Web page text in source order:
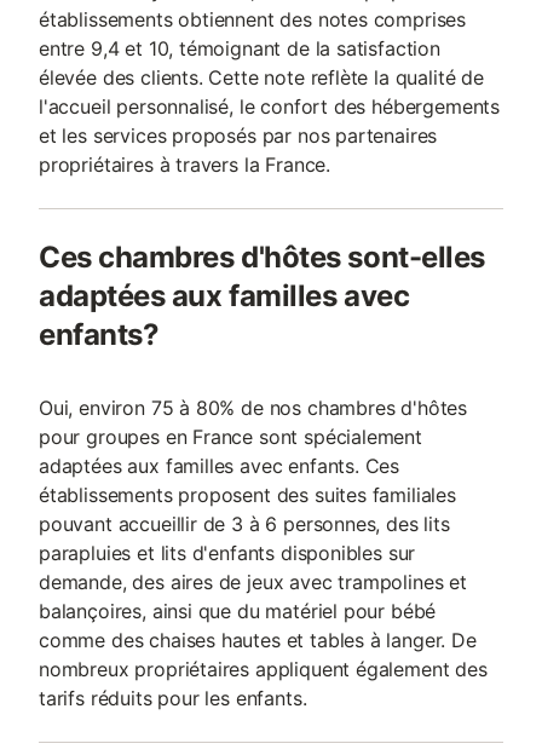
établissements obtiennent des notes comprises
entre 9,4 et 10, témoignant de la satisfaction
élevée des clients. Cette note reflète la qualité de
l'accueil personnalisé, le confort des hébergements
et les services proposés par nos partenaires
propriétaires à travers la France.
Ces chambres d'hôtes sont-elles
adaptées aux familles avec
enfants?
Oui, environ 75 à 80% de nos chambres d'hôtes
pour groupes en France sont spécialement
adaptées aux familles avec enfants. Ces
établissements proposent des suites familiales
pouvant accueillir de 3 à 6 personnes, des lits
parapluies et lits d'enfants disponibles sur
demande, des aires de jeux avec trampolines et
balançoires, ainsi que du matériel pour bébé
comme des chaises hautes et tables à langer. De
nombreux propriétaires appliquent également des
tarifs réduits pour les enfants.